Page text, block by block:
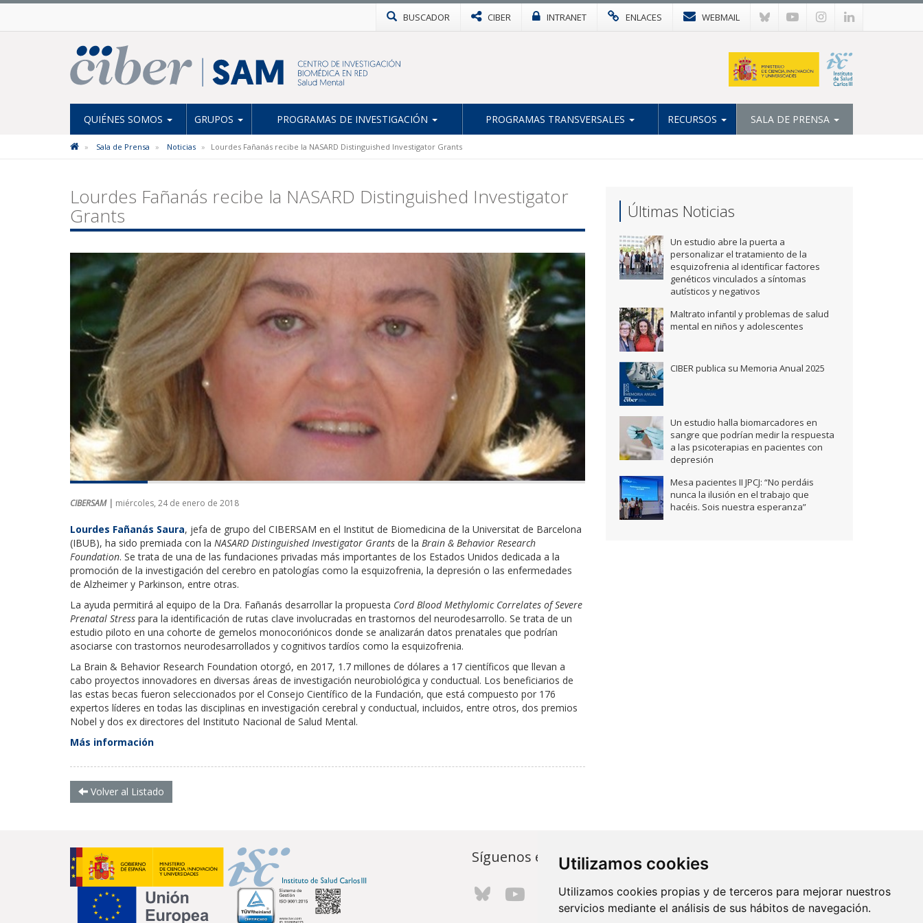
Utilizamos cookies
Utilizamos cookies propias y de terceros para mejorar nuestros
servicios mediante el análisis de sus hábitos de navegación.
BUSCADOR CIBER INTRANET ENLACES WEBMAIL
QUIÉNES SOMOS GRUPOS PROGRAMAS DE INVESTIGACIÓN PROGRAMAS TRANSVERSALES RECURSOS SALA DE PRENSA
Sala de Prensa Noticias Lourdes Fañanás recibe la NASARD Distinguished Investigator Grants
Lourdes Fañanás recibe la NASARD Distinguished Investigator
Grants
CIBERSAM | miércoles, 24 de enero de 2018
Lourdes Fañanás Saura, jefa de grupo del CIBERSAM en el Institut de Biomedicina de la Universitat de Barcelona
(IBUB), ha sido premiada con la NASARD Distinguished Investigator Grants de la Brain & Behavior Research
Foundation. Se trata de una de las fundaciones privadas más importantes de los Estados Unidos dedicada a la
promoción de la investigación del cerebro en patologías como la esquizofrenia, la depresión o las enfermedades
de Alzheimer y Parkinson, entre otras.
La ayuda permitirá al equipo de la Dra. Fañanás desarrollar la propuesta Cord Blood Methylomic Correlates of Severe
Prenatal Stress para la identificación de rutas clave involucradas en trastornos del neurodesarrollo. Se trata de un
estudio piloto en una cohorte de gemelos monocoriónicos donde se analizarán datos prenatales que podrían
asociarse con trastornos neurodesarrollados y cognitivos tardíos como la esquizofrenia.
La Brain & Behavior Research Foundation otorgó, en 2017, 1.7 millones de dólares a 17 científicos que llevan a
cabo proyectos innovadores en diversas áreas de investigación neurobiológica y conductual. Los beneficiarios de
las estas becas fueron seleccionados por el Consejo Científico de la Fundación, que está compuesto por 176
expertos líderes en todas las disciplinas en investigación cerebral y conductual, incluidos, entre otros, dos premios
Nobel y dos ex directores del Instituto Nacional de Salud Mental.
Más información
Volver al Listado
Últimas Noticias
Un estudio abre la puerta a
personalizar el tratamiento de la
esquizofrenia al identificar factores
genéticos vinculados a síntomas
autísticos y negativos
Maltrato infantil y problemas de salud
mental en niños y adolescentes
CIBER publica su Memoria Anual 2025
Un estudio halla biomarcadores en
sangre que podrían medir la respuesta
a las psicoterapias en pacientes con
depresión
Mesa pacientes II JPCJ: “No perdáis
nunca la ilusión en el trabajo que
hacéis. Sois nuestra esperanza”
Síguenos en... Contacto
Av. Monforte de Lemos, 3-5. Pabellón
11. Planta 0 28029 Madrid
info@ciberisciii.es